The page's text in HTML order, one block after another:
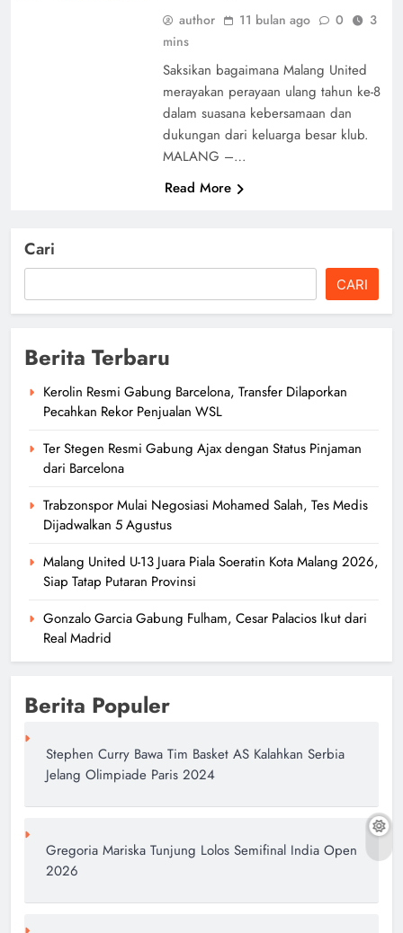
author 11 bulan ago 0
3
mins
Saksikan bagaimana Malang United
merayakan perayaan ulang tahun ke-8
dalam suasana kebersamaan dan
dukungan dari keluarga besar klub.
MALANG –…
Read More
Cari
CARI
Berita Terbaru
Kerolin Resmi Gabung Barcelona, Transfer Dilaporkan
Pecahkan Rekor Penjualan WSL
Ter Stegen Resmi Gabung Ajax dengan Status Pinjaman
dari Barcelona
Trabzonspor Mulai Negosiasi Mohamed Salah, Tes Medis
Dijadwalkan 5 Agustus
Malang United U-13 Juara Piala Soeratin Kota Malang 2026,
Siap Tatap Putaran Provinsi
Gonzalo Garcia Gabung Fulham, Cesar Palacios Ikut dari
Real Madrid
Berita Populer
Stephen Curry Bawa Tim Basket AS Kalahkan Serbia
Jelang Olimpiade Paris 2024
Gregoria Mariska Tunjung Lolos Semifinal India Open
2026